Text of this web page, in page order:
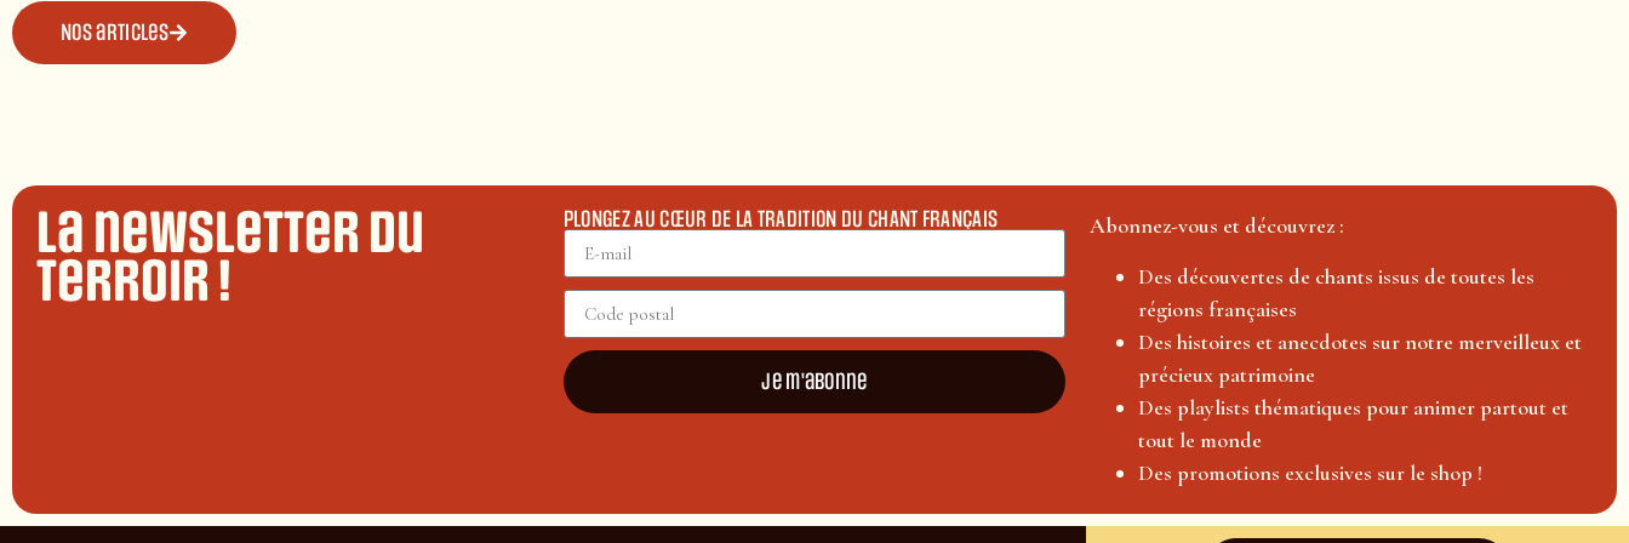
Nos articles
La newsletter du
terroir !
PLONGEZ AU CŒUR DE LA TRADITION DU CHANT FRANÇAIS
Je m'abonne
Abonnez-vous et découvrez :
Des découvertes de chants issus de toutes les
régions françaises
Des histoires et anecdotes sur notre merveilleux et
précieux patrimoine
Des playlists thématiques pour animer partout et
tout le monde
Des promotions exclusives sur le shop !